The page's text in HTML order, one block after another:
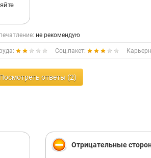
не рекомендую
Соц.пакет:
Посмотреть ответы (2)
Отрицательные